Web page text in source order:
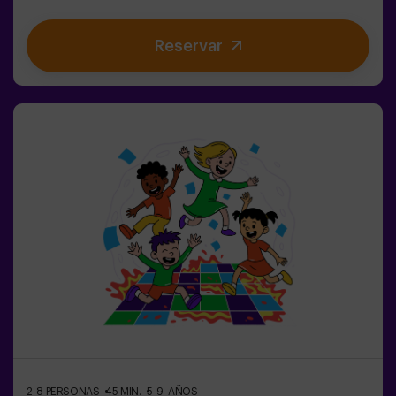
niveles de dificultad para ajustarse a todos los niveles
de habilidad.💥 40 juegos únicos que mantienen la
emoción y la diversión.💥 2 salas disponibles,
vidas disponibles en pantalla. Pulse Up te brinda una
experiencia única de actividad física y tecnológica,
donde la colaboración es fundamental. 🏆¡Y lo mejor de
todo! Somos los primeros en traer esta innovadora
experiencia a España. 🙌 Siente la adrenalina y eleva tu
diversión con Pulse Up hoy mismo.Pulse Up: El Suelo es
Lava - Modo Combate (para Grupos de 6 a 12 Personas)
¡La competencia está a punto de comenzar con
el Modo Combate de Pulse Up: El Suelo es Lava! 🔥
Divide tu grupo de 6 a 12 personas en dos equipos,
cada uno compitiendo para conseguir la mayor
buildingImportante: Todos los menores de 15 años
Reservar
2-8 PERSONAS 45 MIN. 5-9 AÑOS